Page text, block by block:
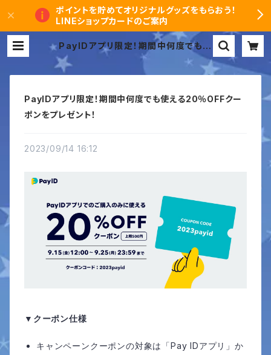
ポイントを貯めてオリジナルグッズをもらおう！
LINEショップカードのご案内
PayIDアプリ限定！期間中何度でも使
える20％OFFクーポンをプレゼント！
| ヒムカイザーオンラインショップ
PayIDアプリ限定！期間中何度でも使える20％OFFクー
ポンをプレゼント！
2023/09/14 16:12
▼クーポン仕様
キャンペーンクーポンの対象は「Pay IDアプリ」か